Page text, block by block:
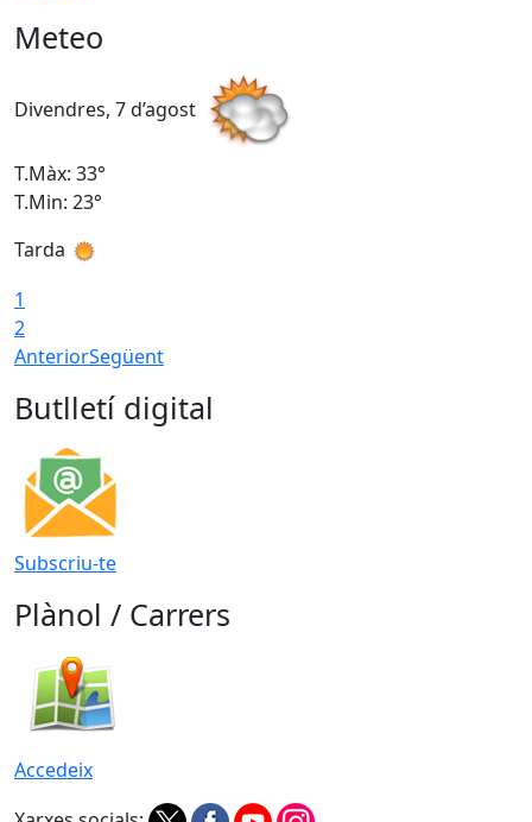
Meteo
Divendres, 7 d’agost
T.Màx: 33°
T.Min: 23°
Tarda
1
2
AnteriorSegüent
Butlletí digital
Subscriu-te
Plànol / Carrers
Accedeix